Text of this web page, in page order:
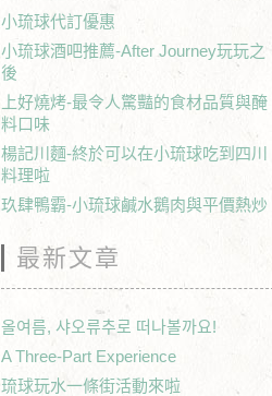
小琉球代訂優惠
小琉球酒吧推薦-After Journey玩玩之
後
上好燒烤-最令人驚豔的食材品質與醃
料口味
楊記川麵-終於可以在小琉球吃到四川
料理啦
玖肆鴨霸-小琉球鹹水鵝肉與平價熱炒
最新文章
올여름, 샤오류추로 떠나볼까요!
A Three-Part Experience
琉球玩水一條街活動來啦